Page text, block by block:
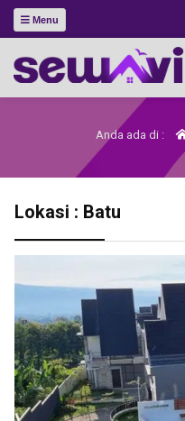
Menu
Anda ada di :
Lokasi : Batu